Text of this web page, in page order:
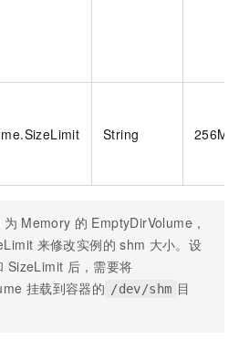
String 256Mi
为 Memory 的 EmptyDirVolume，
来修改实例的 shm 大小。设
SizeLimit 后，需要将
挂载到容器的 /dev/shm 目